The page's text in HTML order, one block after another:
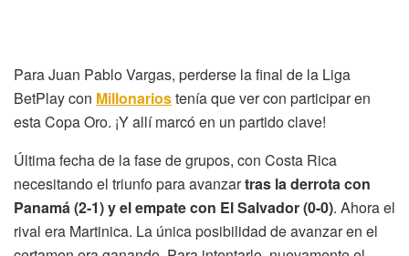
Para Juan Pablo Vargas, perderse la final de la Liga
BetPlay con Millonariostenía que ver con participar en
esta Copa Oro. ¡Y allí marcó en un partido clave!
Última fecha de la fase de grupos, con Costa Rica
necesitando el triunfo para avanzartras la derrota con
Panamá (2-1) y el empate con El Salvador (0-0). Ahora el
rival era Martinica. La única posibilidad de avanzar en el